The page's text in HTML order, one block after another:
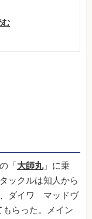
む
「大師丸」に乗
ックルは知人から
、ダイワ マッドヴ
らった。メイン